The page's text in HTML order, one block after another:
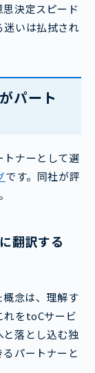
決定スピード
迷いは払拭され
パート
トナーとして選
です。同社が評
翻訳する
概念は、理解す
れをtoCサービ
落とし込む独
パートナーと